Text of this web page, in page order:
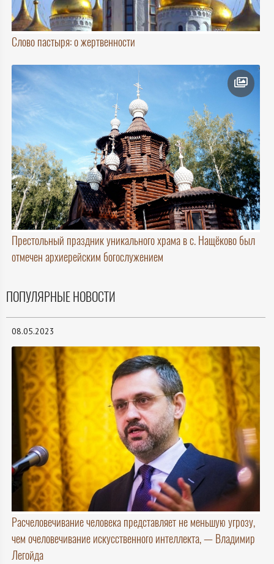
Слово пастыря: о жертвенности
Престольный праздник уникального храма в с. Нащёково был
отмечен архиерейским богослужением
ПОПУЛЯРНЫЕ НОВОСТИ
08.05.2023
Расчеловечивание человека представляет не меньшую угрозу,
чем очеловечивание искусственного интеллекта, — Владимир
Легойда